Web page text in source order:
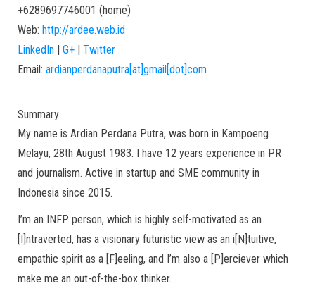
+6289697746001 (home)
Web: http://ardee.web.id
LinkedIn | G+ | Twitter
Email: ardianperdanaputra[at]gmail[dot]com
Summary
My name is Ardian Perdana Putra, was born in Kampoeng
Melayu, 28th August 1983. I have 12 years experience in PR
and journalism. Active in startup and SME community in
Indonesia since 2015.
I’m an INFP person, which is highly self-motivated as an
[I]ntraverted, has a visionary futuristic view as an i[N]tuitive,
empathic spirit as a [F]eeling, and I’m also a [P]erciever which
make me an out-of-the-box thinker.